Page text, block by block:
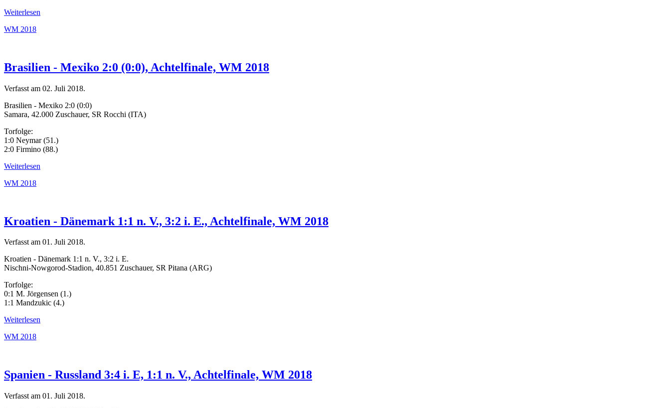
Weiterlesen
WM 2018
Brasilien - Mexiko 2:0 (0:0), Achtelfinale, WM 2018
Verfasst am 02. Juli 2018.
Brasilien - Mexiko 2:0 (0:0)
Samara, 42.000 Zuschauer, SR Rocchi (ITA)
Torfolge:
1:0 Neymar (51.)
2:0 Firmino (88.)
Weiterlesen
WM 2018
Kroatien - Dänemark 1:1 n. V., 3:2 i. E., Achtelfinale, WM 2018
Verfasst am 01. Juli 2018.
Kroatien - Dänemark 1:1 n. V., 3:2 i. E.
Nischni-Nowgorod-Stadion, 40.851 Zuschauer, SR Pitana (ARG)
Torfolge:
0:1 M. Jörgensen (1.)
1:1 Mandzukic (4.)
Weiterlesen
WM 2018
Spanien - Russland 3:4 i. E, 1:1 n. V., Achtelfinale, WM 2018
Verfasst am 01. Juli 2018.